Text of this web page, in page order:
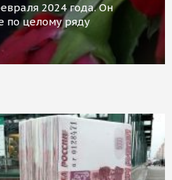
2024 года. Он
по целому ряду